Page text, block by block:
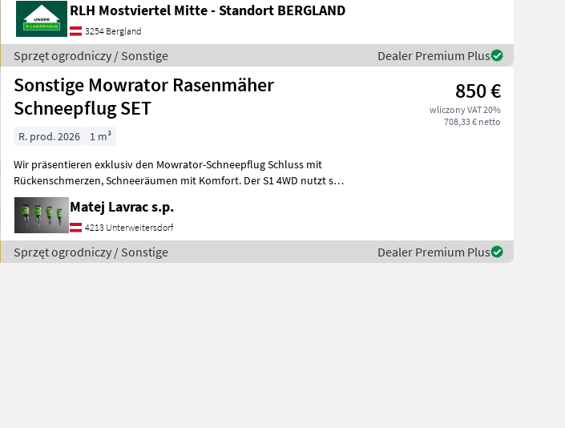
RLH Mostviertel Mitte - Standort BERGLAND
3254 Bergland
Sprzęt ogrodniczy / Sonstige Dealer Premium Plus
Sonstige Mowrator Rasenmäher
Schneepflug SET
850 €
wliczony VAT 20%
708,33 € netto
R. prod. 2026
1 m³
Wir präsentieren exklusiv den Mowrator-Schneepflug Schluss mit
Rückenschmerzen, Schneeräumen mit Komfort. Der S1 4WD nutzt sein
Gewicht von 67, 3 kg und sein ro
Matej Lavrac s.p.
4213 Unterweitersdorf
Sprzęt ogrodniczy / Sonstige Dealer Premium Plus